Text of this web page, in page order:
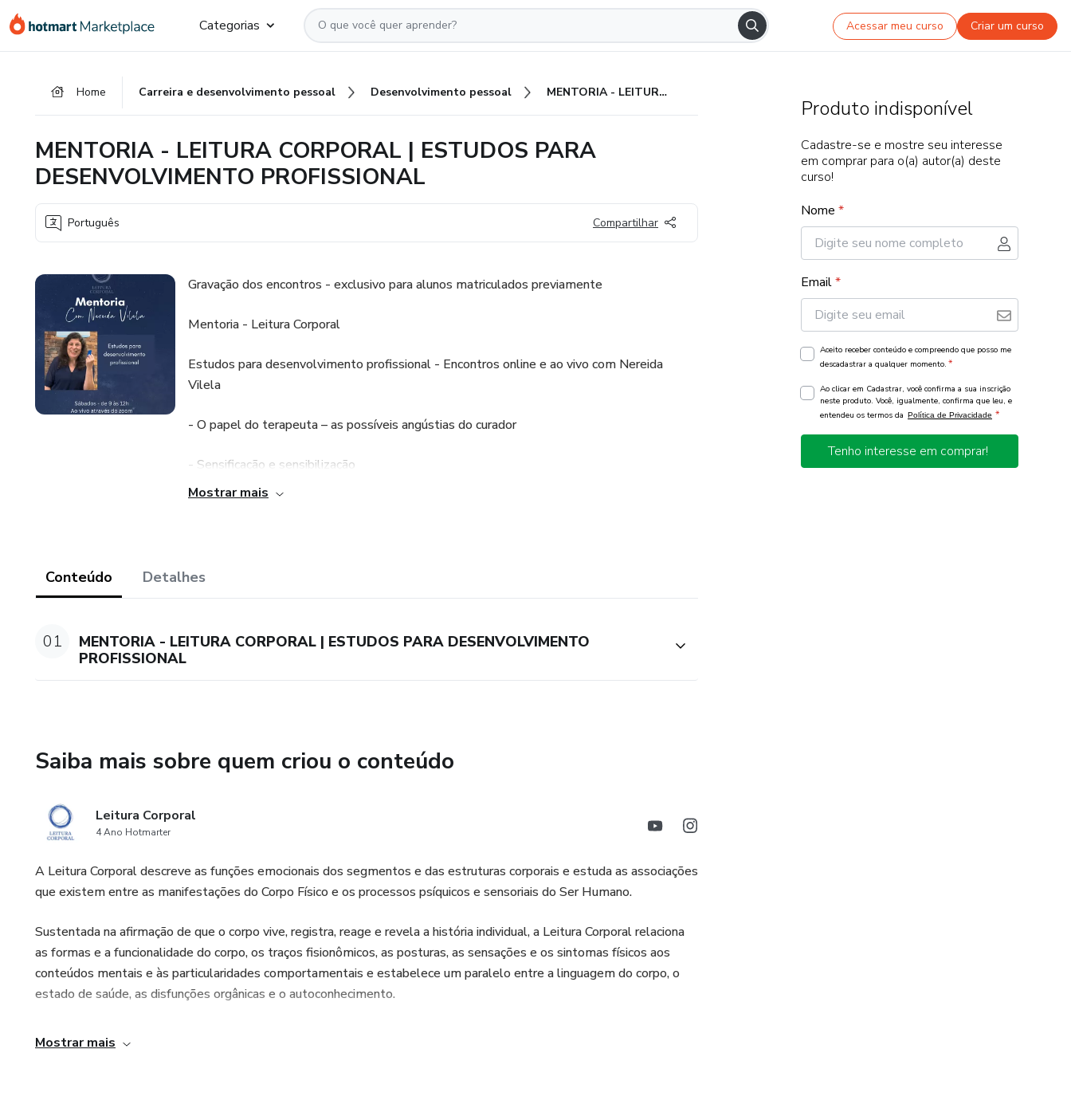
para
para
para
Categorias Acessar meu curso Criar um curso
Home Carreira e desenvolvimento pessoal Desenvolvimento pessoal MENTORIA - LEITURA CORPORAL | ESTUDOS PARA DESENVOLVIMENTO PROFISSIONAL
MENTORIA - LEITURA CORPORAL | ESTUDOS PARA
DESENVOLVIMENTO PROFISSIONAL
Português Compartilhar
Gravação dos encontros - exclusivo para alunos matriculados previamente
Mentoria - Leitura Corporal
Estudos para desenvolvimento profissional - Encontros online e ao vivo com Nereida
Vilela
- O papel do terapeuta – as possíveis angústias do curador
- Sensificação e sensibilização
- Uma significação para a cura
Mostrar mais
Conteúdo Detalhes
01
MENTORIA - LEITURA CORPORAL | ESTUDOS PARA DESENVOLVIMENTO
PROFISSIONAL
Saiba mais sobre quem criou o conteúdo
Leitura Corporal
4 Ano Hotmarter
A Leitura Corporal descreve as funções emocionais dos segmentos e das estruturas corporais e estuda as associações
que existem entre as manifestações do Corpo Físico e os processos psíquicos e sensoriais do Ser Humano.
Sustentada na afirmação de que o corpo vive, registra, reage e revela a história individual, a Leitura Corporal relaciona
as formas e a funcionalidade do corpo, os traços fisionômicos, as posturas, as sensações e os sintomas físicos aos
conteúdos mentais e às particularidades comportamentais e estabelece um paralelo entre a linguagem do corpo, o
estado de saúde, as disfunções orgânicas e o autoconhecimento.
Mostrar mais
Produto indisponível
Cadastre-se e mostre seu interesse
em comprar para o(a) autor(a) deste
curso!
Nome *
Email*
Aceito receber conteúdo e compreendo que posso me
descadastrar a qualquer momento. *
Ao clicar em Cadastrar, você confirma a sua inscrição
neste produto. Você, igualmente, confirma que leu, e
entendeu os termos da Política de Privacidade *
Tenho interesse em comprar!